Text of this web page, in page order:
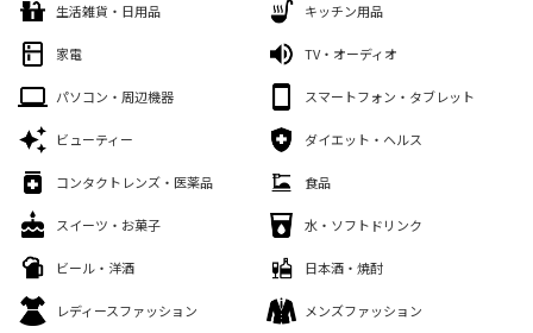
生活雑貨・日用品 キッチン用品
家電 TV・オーディオ
パソコン・周辺機器 スマートフォン・タブレット
ビューティー ダイエット・ヘルス
コンタクトレンズ・医薬品 食品
スイーツ・お菓子 水・ソフトドリンク
ビール・洋酒 日本酒・焼酎
レディースファッション メンズファッション